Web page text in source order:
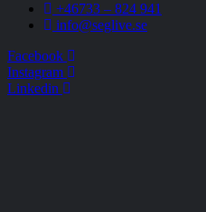
+46733 – 824 941
info@seglive.se
Facebook
Instagram
Linkedin